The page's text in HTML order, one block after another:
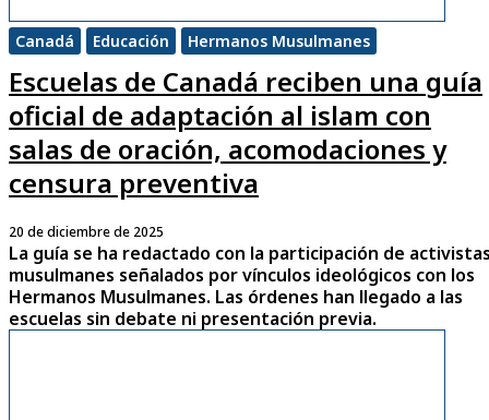
Canadá Educación Hermanos Musulmanes
Escuelas de Canadá reciben una guía
oficial de adaptación al islam con
salas de oración, acomodaciones y
censura preventiva
20 de diciembre de 2025
La guía se ha redactado con la participación de
musulmanes señalados por vínculos ideológicos con los
Hermanos Musulmanes. Las órdenes han llegado a las
escuelas sin debate ni presentación previa.